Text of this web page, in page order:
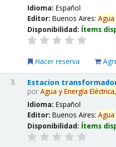
Idioma:Español
Editor:Buenos Aires:Agua
Disponibilidad: Ítems
Hacer reserva
3. Estacion
porAgua y Energía Eléctrica,
Idioma:Español
Editor:Buenos Aires:Agua
Disponibilidad: Ítems